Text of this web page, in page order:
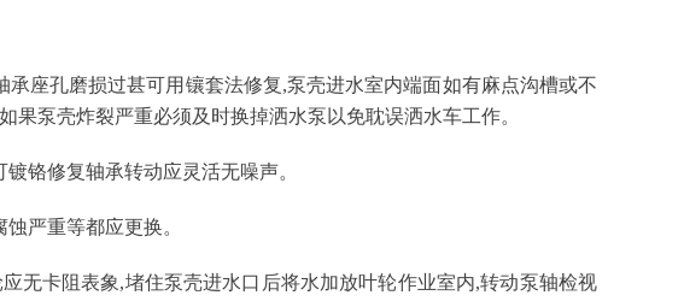
座孔磨损过甚可用镶套法修复,泵壳进水室内端面如有麻点沟槽或不
泵壳炸裂严重必须及时换掉洒水泵以免耽误洒水车工作。
铬修复轴承转动应灵活无噪声。
严重等都应更换。
无卡阻表象,堵住泵壳进水口后将水加放叶轮作业室内,转动泵轴检视